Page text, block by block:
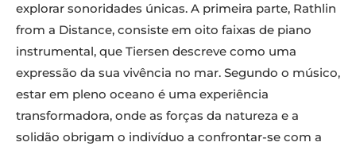
explorar sonoridades únicas. A primeira parte, Rathlin
from a Distance, consiste em oito faixas de piano
instrumental, que Tiersen descreve como uma
expressão da sua vivência no mar. Segundo o músico,
estar em pleno oceano é uma experiência
transformadora, onde as forças da natureza e a
solidão obrigam o indivíduo a confrontar-se com a